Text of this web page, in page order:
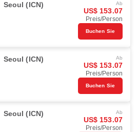
Seoul (ICN) Ab
US$ 153.07
Preis/Person
Buchen Sie
Seoul (ICN) Ab
US$ 153.07
Preis/Person
Buchen Sie
Seoul (ICN) Ab
US$ 153.07
Preis/Person